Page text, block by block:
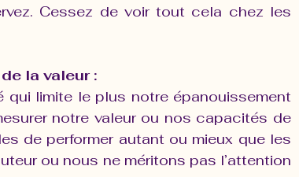
Cessez de voir tout cela chez les
la valeur :
limite le plus notre épanouissement
notre valeur ou nos capacités de
de performer autant ou mieux que les
ou nous ne méritons pas l’attention